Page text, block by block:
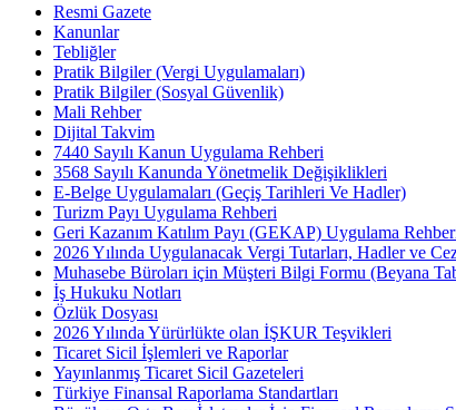
Resmi Gazete
Kanunlar
Tebliğler
Pratik Bilgiler (Vergi Uygulamaları)
Pratik Bilgiler (Sosyal Güvenlik)
Mali Rehber
Dijital Takvim
7440 Sayılı Kanun Uygulama Rehberi
3568 Sayılı Kanunda Yönetmelik Değişiklikleri
E-Belge Uygulamaları (Geçiş Tarihleri Ve Hadler)
Turizm Payı Uygulama Rehberi
Geri Kazanım Katılım Payı (GEKAP) Uygulama
2026 Yılında Uygulanacak Vergi Tutarları, Hadler ve
Muhasebe Büroları için Müşteri Bilgi Formu (Beyana
İş Hukuku Notları
Özlük Dosyası
2026 Yılında Yürürlükte olan İŞKUR Teşvikleri
Ticaret Sicil İşlemleri ve Raporlar
Yayınlanmış Ticaret Sicil Gazeteleri
Türkiye Finansal Raporlama Standartları